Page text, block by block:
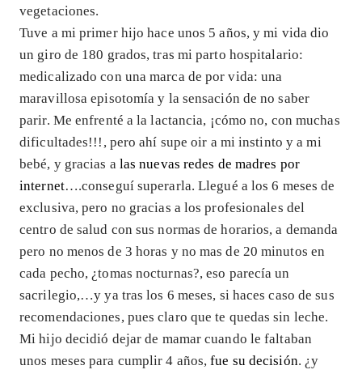
vegetaciones.
Tuve a mi primer hijo hace unos 5 años, y mi vida dio
un giro de 180 grados, tras mi parto hospitalario:
medicalizado con una marca de por vida: una
maravillosa episotomía y la sensación de no saber
parir. Me enfrenté a la lactancia, ¡cómo no, con muchas
dificultades!!!, pero ahí supe oir a mi instinto y a mi
bebé, y gracias a las nuevas redes de madres por
internet….conseguí superarla. Llegué a los 6 meses de
exclusiva, pero no gracias a los profesionales del
centro de salud con sus normas de horarios, a demanda
pero no menos de 3 horas y no mas de 20 minutos en
cada pecho, ¿tomas nocturnas?, eso parecía un
sacrilegio,…y ya tras los 6 meses, si haces caso de sus
recomendaciones, pues claro que te quedas sin leche.
Mi hijo decidió dejar de mamar cuando le faltaban
unos meses para cumplir 4 años,fue su decisión. ¿y